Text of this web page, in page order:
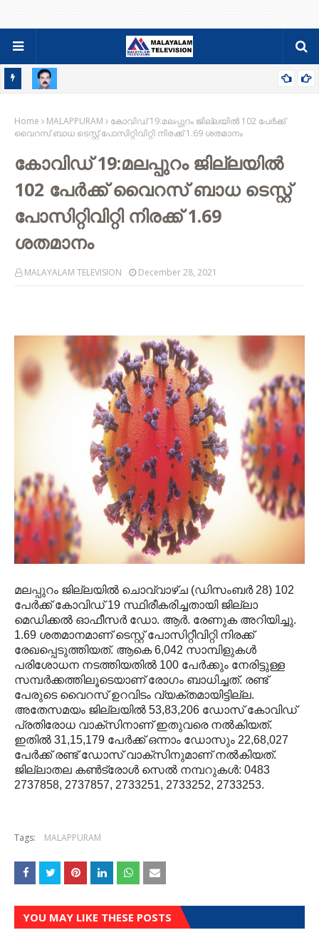
Home MALAPPURAM
കോവിഡ് 19:മലപ്പുറം ജില്ലയില്‍ 102 പേര്‍ക്ക്
വൈറസ് ബാധ ടെസ്റ്റ് പോസിറ്റിവിറ്റി നിരക്ക് 1.69 ശതമാനം
കോവിഡ് 19:മലപ്പുറം ജില്ലയില്‍
102 പേര്‍ക്ക് വൈറസ് ബാധ ടെസ്റ്റ്
പോസിറ്റിവിറ്റി നിരക്ക് 1.69
ശതമാനം
MALAYALAM TELEVISION December 28, 2021
മലപ്പുറം ജില്ലയില്‍ ചൊവ്വാഴ്ച (ഡിസംബര്‍ 28) 102
പേര്‍ക്ക് കോവിഡ് 19 സ്ഥിരീകരിച്ചതായി ജില്ലാ
മെഡിക്കല്‍ ഓഫീസര്‍ ഡോ. ആര്‍. രേണുക അറിയിച്ചു.
1.69 ശതമാനമാണ് ടെസ്റ്റ് പോസിറ്റീവിറ്റി നിരക്ക്
രേഖപ്പെടുത്തിയത്. ആകെ 6,042 സാമ്പിളുകള്‍
പരിശോധന നടത്തിയതില്‍ 100 പേര്‍ക്കും നേരിട്ടുള്ള
സമ്പര്‍ക്കത്തിലൂടെയാണ് രോഗം ബാധിച്ചത്. രണ്ട്
പേരുടെ വൈറസ് ഉറവിടം വ്യക്തമായിട്ടില്ല.
അതേസമയം ജില്ലയില്‍ 53,83,206 ഡോസ് കോവിഡ്
പ്രതിരോധ വാക്‌സിനാണ് ഇതുവരെ നല്‍കിയത്.
ഇതില്‍ 31,15,179 പേര്‍ക്ക് ഒന്നാം ഡോസും 22,68,027
പേര്‍ക്ക് രണ്ട് ഡോസ് വാക്‌സിനുമാണ് നല്‍കിയത്.
ജില്ലാതല കണ്‍ട്രോള്‍ സെല്‍ നമ്പറുകള്‍: 0483
2737858, 2737857, 2733251, 2733252, 2733253.
Tags: MALAPPURAM
YOU MAY LIKE THESE POSTS